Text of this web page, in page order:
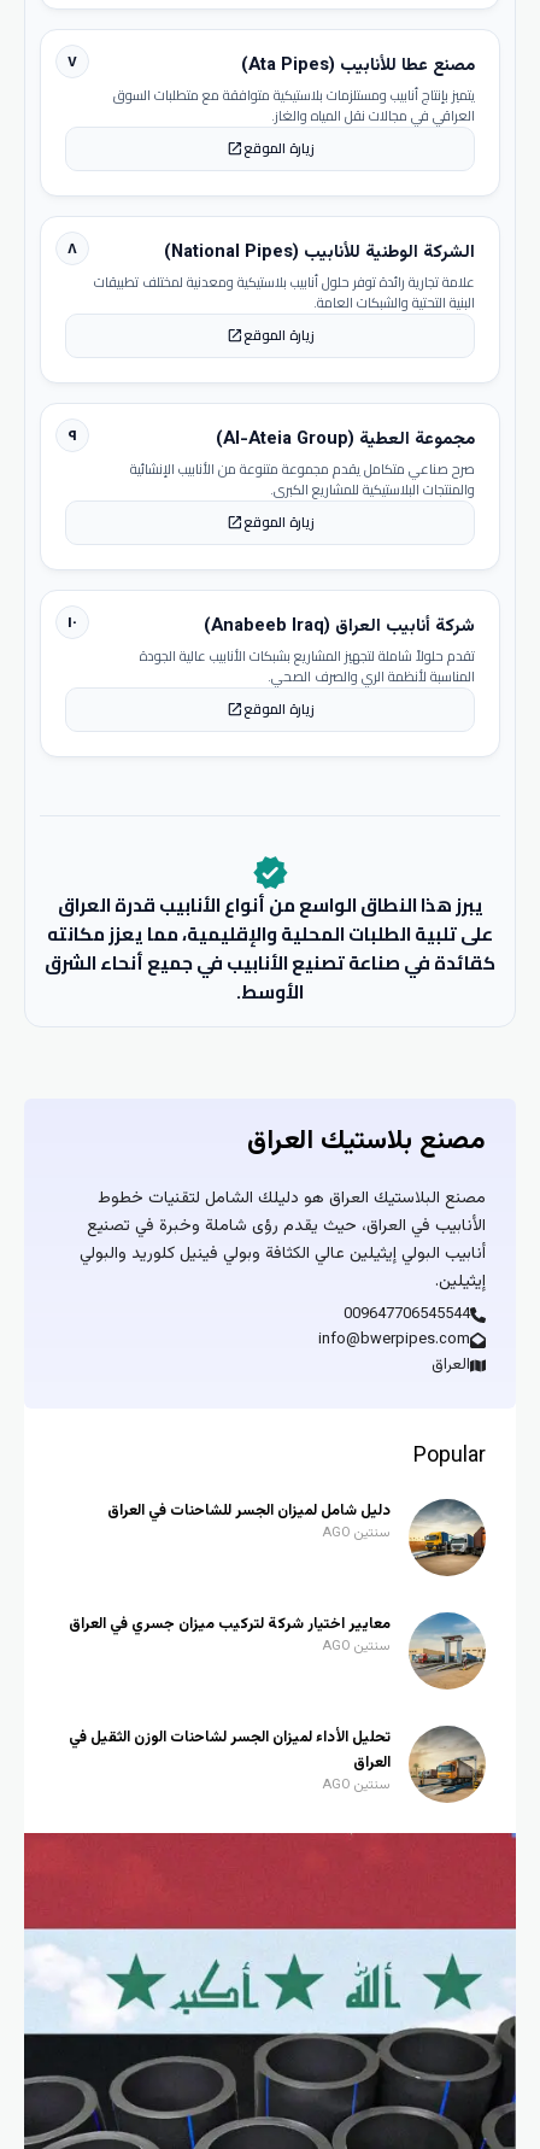
٧ مصنع عطا للأنابيب (Ata Pipes)
يتميز بإنتاج أنابيب ومستلزمات بلاستيكية متوافقة مع متطلبات السوق
العراقي في مجالات نقل المياه والغاز.
زيارة الموقعopen_in_new
٨ الشركة الوطنية للأنابيب (National Pipes)
علامة تجارية رائدة توفر حلول أنابيب بلاستيكية ومعدنية لمختلف تطبيقات
البنية التحتية والشبكات العامة.
زيارة الموقعopen_in_new
٩ مجموعة العطية (Al-Ateia Group)
صرح صناعي متكامل يقدم مجموعة متنوعة من الأنابيب الإنشائية
والمنتجات البلاستيكية للمشاريع الكبرى.
زيارة الموقعopen_in_new
١٠ شركة أنابيب العراق (Anabeeb Iraq)
تقدم حلولاً شاملة لتجهيز المشاريع بشبكات الأنابيب عالية الجودة
المناسبة لأنظمة الري والصرف الصحي.
زيارة الموقعopen_in_new
verified
يبرز هذا النطاق الواسع من أنواع الأنابيب قدرة العراق
على تلبية الطلبات المحلية والإقليمية، مما يعزز مكانته
كقائدة في صناعة تصنيع الأنابيب في جميع أنحاء الشرق
الأوسط.
مصنع بلاستيك العراق
مصنع البلاستيك العراق هو دليلك الشامل لتقنيات خطوط
الأنابيب في العراق، حيث يقدم رؤى شاملة وخبرة في تصنيع
أنابيب البولي إيثيلين عالي الكثافة وبولي فينيل كلوريد والبولي
إيثيلين.
009647706545544
info@bwerpipes.com
العراق
Popular
دليل شامل لميزان الجسر للشاحنات في العراق
سنتين AGO
معايير اختيار شركة لتركيب ميزان جسري في العراق
سنتين AGO
تحليل الأداء لميزان الجسر لشاحنات الوزن الثقيل في
العراق
سنتين AGO